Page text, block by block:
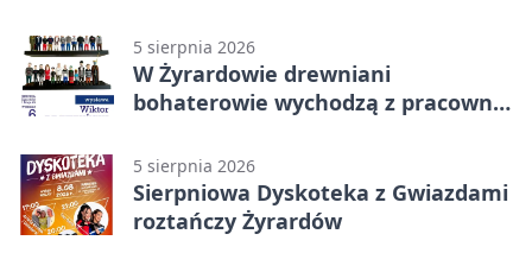
5 sierpnia 2026
W Żyrardowie drewniani
bohaterowie wychodzą z pracowni
5 sierpnia 2026
Sierpniowa Dyskoteka z Gwiazdami
roztańczy Żyrardów